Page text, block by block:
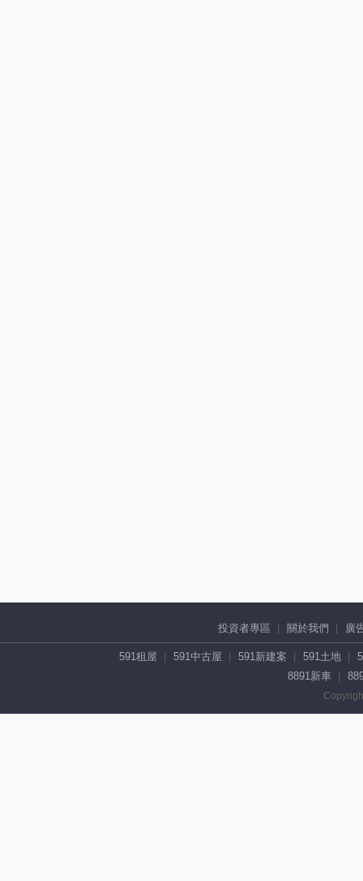
投資者專區 關於我們 廣
591租屋 591中古屋 591新建案 591土地
8891新車